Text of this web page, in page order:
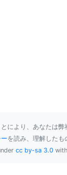
により、あなたは弊
を読み、理解したも
cc by-sa 3.0